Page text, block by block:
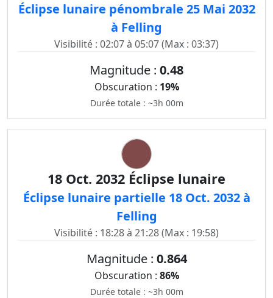
Éclipse lunaire pénombrale 25 Mai 2032
à Felling
Visibilité : 02:07 à 05:07 (Max : 03:37)
Magnitude : 0.48
Obscuration : 19%
Durée totale : ~3h 00m
18 Oct. 2032 Éclipse lunaire
Éclipse lunaire partielle 18 Oct. 2032 à
Felling
Visibilité : 18:28 à 21:28 (Max : 19:58)
Magnitude : 0.864
Obscuration : 86%
Durée totale : ~3h 00m